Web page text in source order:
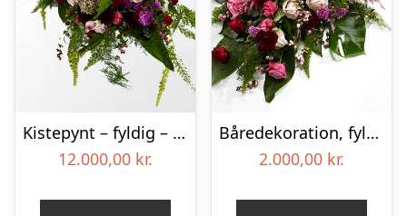
Kistepynt – fyldig – Blomster til begravelse
12.000,00 kr.
Båredekoration, fyldig – Blomster til begravelse
2.000,00 kr.